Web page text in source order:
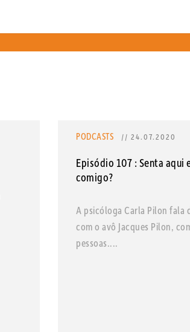
PODCASTS // 24.07.2020
Episódio 107 : Senta aqui
comigo?
A psicóloga Carla Pilon fala
com o avô Jacques Pilon,
pessoas....